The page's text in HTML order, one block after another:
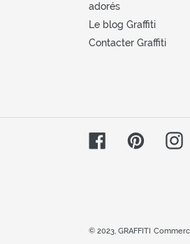
adorés
Le blog Graffiti
Contacter Graffiti
FacebookPinterest
© 2023, GRAFFITI